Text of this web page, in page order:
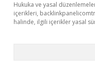
Hukuka ve yasal
içerikleri,
halinde, ilgili içerikler yasal